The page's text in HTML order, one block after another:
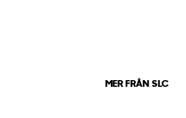
MER FRÅN SLC